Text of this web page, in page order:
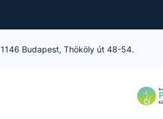
1146 Budapest, Thököly út 48-54.